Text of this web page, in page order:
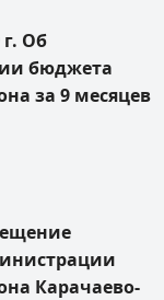
Об
бюджета
за 9 месяцев
Карачаево-